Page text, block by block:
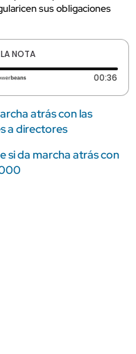
sus obligaciones
LA NOTA
0 segundos 00:36
atrás con las
a directores
si da marcha atrás con